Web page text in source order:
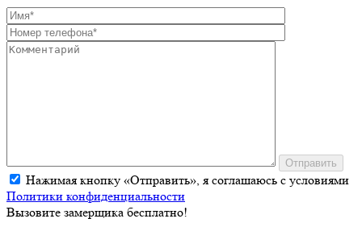
Отправить
Нажимая кнопку «Отправить», я соглашаюсь с условиями
Политики конфиденциальности
Вызовите замерщика бесплатно!